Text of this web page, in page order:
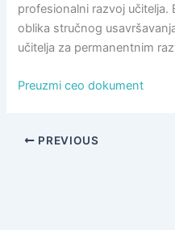
profesionalni razvoj učitelja.
oblika stručnog
učitelja za permanentnim
Preuzmi ceo dokument
PREVIOUS